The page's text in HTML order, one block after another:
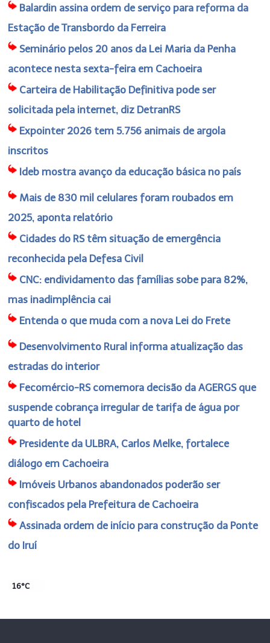
Balardin assina ordem de serviço para reforma da
Estação de Transbordo da Ferreira
Seminário pelos 20 anos da Lei Maria da Penha
acontece nesta sexta-feira em Cachoeira
Carteira de Habilitação Definitiva pode ser
solicitada pela internet, diz DetranRS
Expointer 2026 tem 5.756 animais de argola
inscritos
Ideb mostra avanço da educação básica no país
Mais de 830 mil celulares foram roubados em
2025, aponta relatório
Cidades do RS têm situação de emergência
reconhecida pela Defesa Civil
CNC: endividamento das famílias sobe para 82%,
mas inadimplência cai
Entenda o que muda com a nova Lei do Frete
Desenvolvimento Rural informa atualização das
estradas do interior
Fecomércio-RS comemora decisão da AGERGS que
suspende cobrança irregular de tarifa de água por
quarto de hotel
Presidente da ULBRA, Carlos Melke, fortalece
diálogo em Cachoeira
Imóveis Urbanos abandonados poderão ser
confiscados pela Prefeitura de Cachoeira
Assinada ordem de início para construção da Ponte
do Iruí
16°C